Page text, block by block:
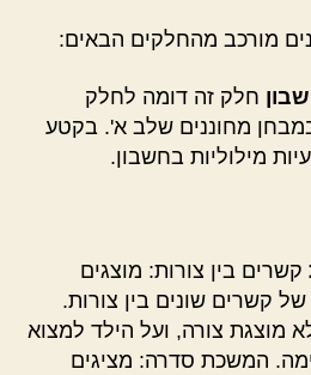
מורכב מהחלקים הבאים:
חלק זה דומה לחלק
מחוננים שלב א'. בקטע
מילוליות בחשבון.
קשרים בין צורות: מוצגים
קשרים שונים בין צורות.
מוצגת צורה, ועל הילד למצוא
המשכת סדרה: מציגים